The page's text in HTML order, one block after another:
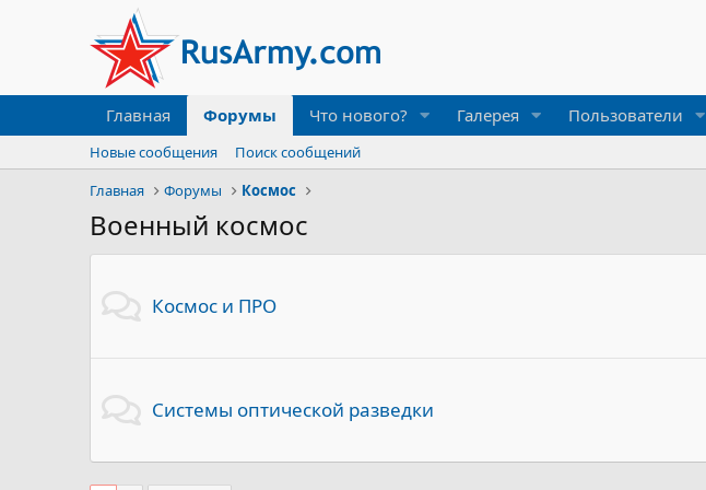
Главная Форумы Что нового? Галерея Пользователи
Новые сообщения
Поиск сообщений
Главная
Форумы Космос
Военный космос
Космос и ПРО
Системы оптической разведки